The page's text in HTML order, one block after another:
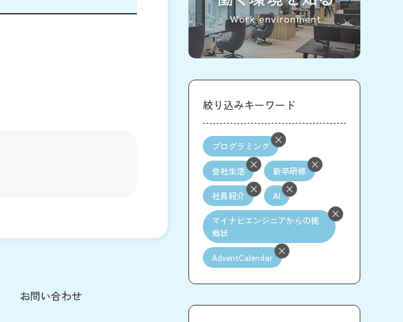
お問い合わせ
絞り込みキーワード
プログラミング
会社生活 新卒研修
社員紹介 AI
マイナビエンジニアからの挑
戦状
AdventCalendar